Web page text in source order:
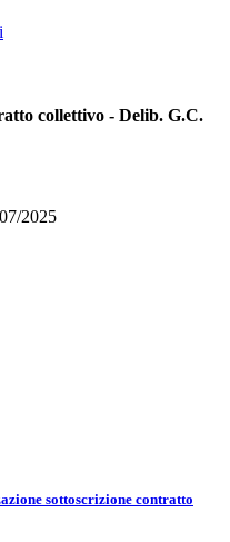
collettivo - Delib. G.C.
2025
sottoscrizione contratto